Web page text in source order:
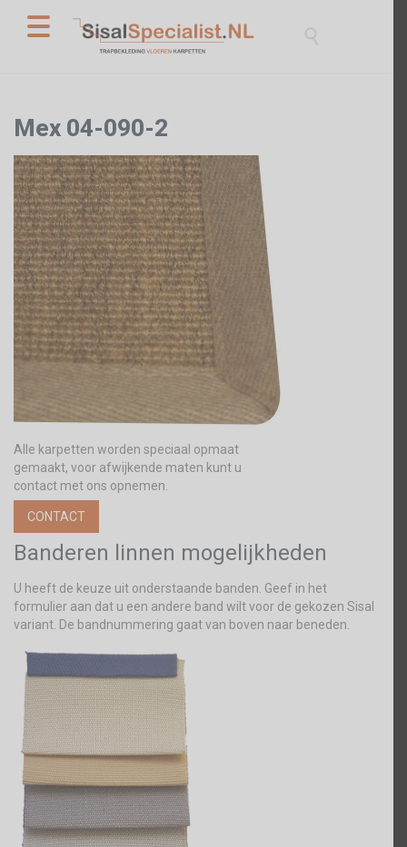
Mex 04-090-2
Alle karpetten worden speciaal opmaat
gemaakt, voor afwijkende maten kunt u
contact met ons opnemen.
CONTACT
Banderen linnen mogelijkheden
U heeft de keuze uit onderstaande banden. Geef in het
formulier aan dat u een andere band wilt voor de gekozen Sisal
variant. De bandnummering gaat van boven naar beneden.